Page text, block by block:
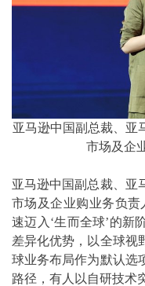
亚马逊中国副总裁、亚
市场及企
亚马逊中国副总裁、亚
市场及企业购业务负责
速迈入‘生而全球’的新
差异化优势，以全球视
球业务布局作为默认选
路径，有人以自研技术